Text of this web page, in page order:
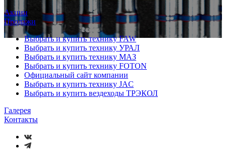
Акции
Продажи
Выбрать и купить технику FAW
Выбрать и купить технику УРАЛ
Выбрать и купить технику МАЗ
Выбрать и купить технику FOTON
Официальный сайт компании
Выбрать и купить технику JAC
Выбрать и купить вездеходы ТРЭКОЛ
Галерея
Контакты